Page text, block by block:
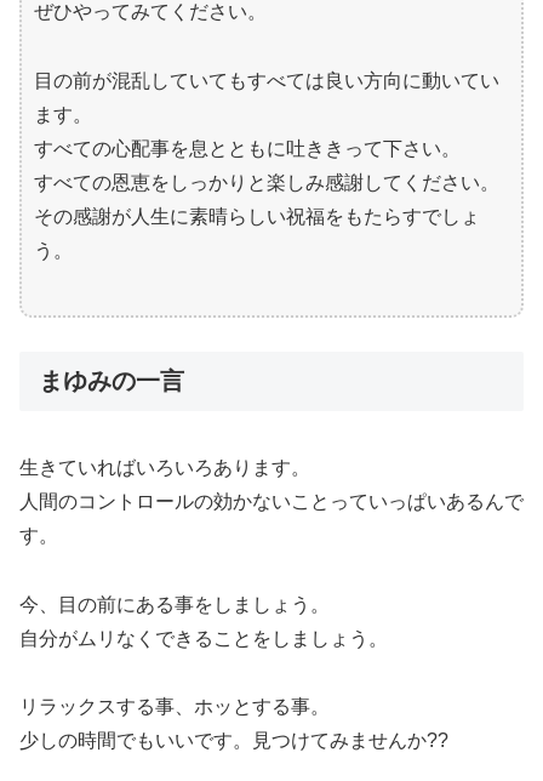
ぜひやってみてください。
目の前が混乱していてもすべては良い方向に動いてい
ます。
すべての心配事を息とともに吐ききって下さい。
すべての恩恵をしっかりと楽しみ感謝してください。
その感謝が人生に素晴らしい祝福をもたらすでしょ
う。
まゆみの一言
生きていればいろいろあります。
人間のコントロールの効かないことっていっぱいあるんで
す。
今、目の前にある事をしましょう。
自分がムリなくできることをしましょう。
リラックスする事、ホッとする事。
少しの時間でもいいです。見つけてみませんか??